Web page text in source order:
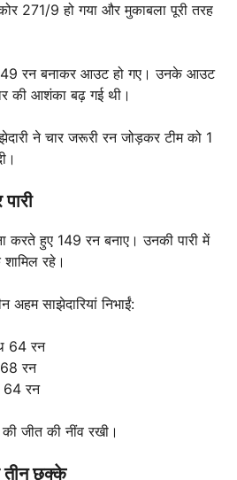
271/9 हो गया और मुकाबला पूरी तरह
149 रन बनाकर आउट हो गए। उनके आउट
की आशंका बढ़ गई थी।
ने चार जरूरी रन जोड़कर टीम को 1
करते हुए 149 रन बनाए। उनकी पारी में
रहे।
अहम साझेदारियां निभाईं:
64 रन
रन
64 रन
जीत की नींव रखी।
तीन छक्के